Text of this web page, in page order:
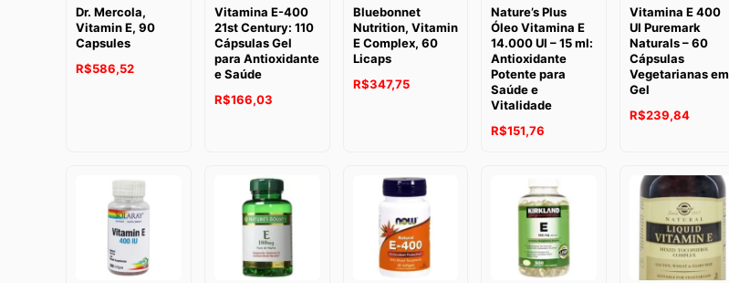
Dr. Mercola,
Vitamin E, 90
Capsules
R$586,52
Vitamina E-400
21st Century: 110
Cápsulas Gel
para Antioxidante
e Saúde
R$166,03
Bluebonnet
Nutrition, Vitamin
E Complex, 60
Licaps
R$347,75
Nature’s Plus
Óleo Vitamina E
14.000 UI – 15 ml:
Antioxidante
Potente para
Saúde e
Vitalidade
R$151,76
Vitamina E 400
UI Puremark
Naturals – 60
Cápsulas
Vegetarianas em
Gel
R$239,84